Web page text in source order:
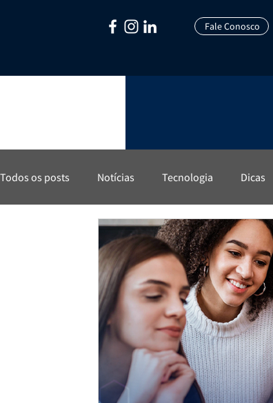
Fale Conosco
Todos os posts Notícias Tecnologia Dicas